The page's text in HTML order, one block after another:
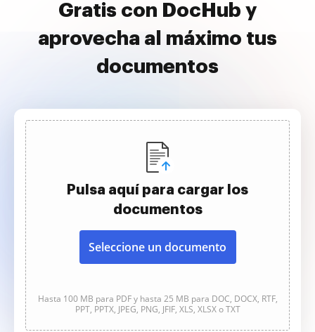
Gratis con DocHub y
aprovecha al máximo tus
documentos
Pulsa aquí para cargar los
documentos
Seleccione un documento
Hasta 100 MB para PDF y hasta 25 MB para DOC, DOCX, RTF,
PPT, PPTX, JPEG, PNG, JFIF, XLS, XLSX o TXT